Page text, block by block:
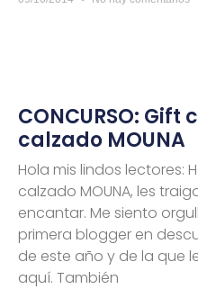
CONCURSO: Gift
calzado MOUNA
Hola mis lindos lectores:
calzado MOUNA, les
encantar. Me siento
primera blogger en
de este año y de la que
aquí. También